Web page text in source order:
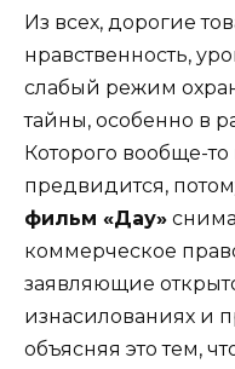
Из всех, дорогие
нравственность,
слабый режим
тайны, особенно в
Которого вообще-
предвидится,
фильм «Дау»
коммерческое
заявляющие
изнасилованиях и
объясняя это тем,